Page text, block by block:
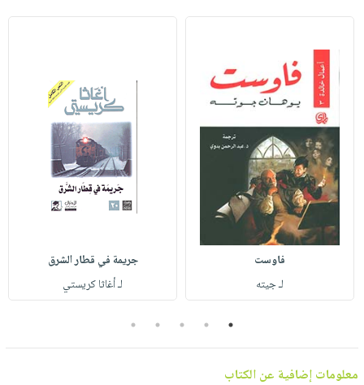
منزلية
اكسسوارات
ملابس
مطرزات
حقائب
حلي
عناية
بالذات
صابون
أطفال
صندوق
iKitab
بلا
حدود
نيل
وفرات
عن
الشركة
سياسة
الشركة
فيديوهات
أسئلة
طرحها
حسابك
لائحة
الأمنيات
عربة
نشرة
فاوست
لـ جيته
جريمة في قطار الشرق
لـ أغاثا كريستي
1
2
3
4
5
معلومات إضافية عن الكتاب